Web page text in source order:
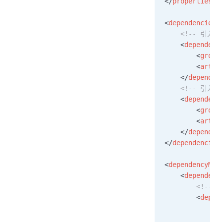
<dependencies
<!-- 引入
    <
        <
        <
    </
<!-- 引入
    <
        <
        <
    </
</dependencies
<
    <
<!--
        <